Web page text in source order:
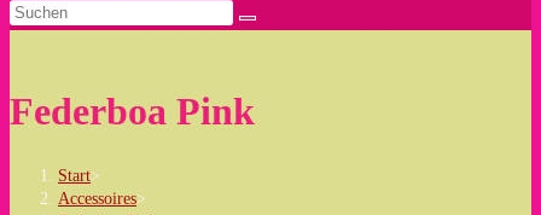
umschalten
Federboa Pink
Start>
Accessoires>